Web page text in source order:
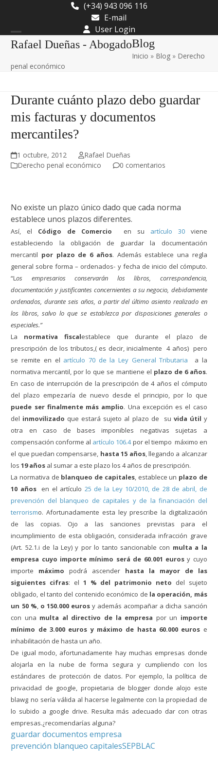
content
(+34) 943 096 116
E-mail
User Login
Rafael Dueñas - Abogado
Open
menu
Close
menu
Blog
Inicio » Blog » Derecho
penal económico
Durante cuánto plazo debo guardar
mis facturas y documentos
mercantiles?
1 octubre, 2012
Rafael Dueñas
Derecho penal económico
0 comentarios
No existe un plazo único dado que cada norma
establece unos plazos diferentes.
Así, el Código de Comercio en su artículo 30viene
estableciendo la obligación de guardar la documentación
mercantil por plazo de 6 años. Además establece una regla
general sobre forma – ordenados- y fecha de inicio del cómputo.
“Los empresarios conservarán los libros, correspondencia,
documentación y justificantes concernientes a su negocio, debidamente
ordenados, durante seis años, a partir del último asiento realizado en
los libros, salvo lo que se establezca por disposiciones generales o
especiales.”
La normativa fiscalestablece que durante el plazo de
prescripción de los tributos,( es decir, inicialmente 4 años) pero
se remite en el artículo 70 de la Ley General Tributaria a la
normativa mercantil, por lo que se mantiene el plazo de 6 años.
En caso de interrupción de la prescripción de 4 años el cómputo
del plazo empezaría de nuevo desde el principio, por lo que
puede ser finalmente más amplio. Una excepción es el caso
del inmovilizado que estará sujeto al plazo de su vida útil y
otra en caso de bases imponibles negativas sujetas a
compensación conforme al artículo 106.4por el tiempo máximo en
el que puedan compensarse, hasta 15 años, llegando a alcanzar
los19 años al sumar a este plazo los 4 años de prescripción.
La normativa de blanqueo de capitales, establece un plazo de
10 añosen el artículo 25 de la Ley 10/2010, de 28 de abril, de
prevención del blanqueo de capitales y de la financiación del
terrorismo. Afortunadamente esta ley prescribe la digitalización
de las copias. Ojo a las sanciones previstas para el
incumplimiento de esta obligación, considerada infracción grave
(Art. 52.1.i de la Ley) y por lo tanto sancionable con multa a la
empresa cuyo importe mínimo será de 60.001 eurosy cuyo
importe máximopodrá ascender hasta la mayor de las
siguientes cifras: el 1 % del patrimonio neto del sujeto
obligado, el tanto del contenido económico de la operación, más
un 50 %, o 150.000 eurosy además acompañar a dicha sanción
con una multa al directivo de la empresa por un importe
mínimo de 3.000 euros y máximo de hasta 60.000 euros e
inhabilitación de hasta un año.
De igual modo, afortunadamente hay muchas empresas donde
alojarla en la nube de forma segura y cumpliendo con los
estándares de protección de datos. Por ejemplo, la política de
privacidad de google, propietaria de blogger donde alojo este
blawg no sería válida al hacerse legalmente con la propiedad de
lo subido a google drive. Resulta más adecuado dar con otras
empresas.¿recomendarías alguna?
guardar documentos empresa
prevención blanqueo capitalesSEPBLAC